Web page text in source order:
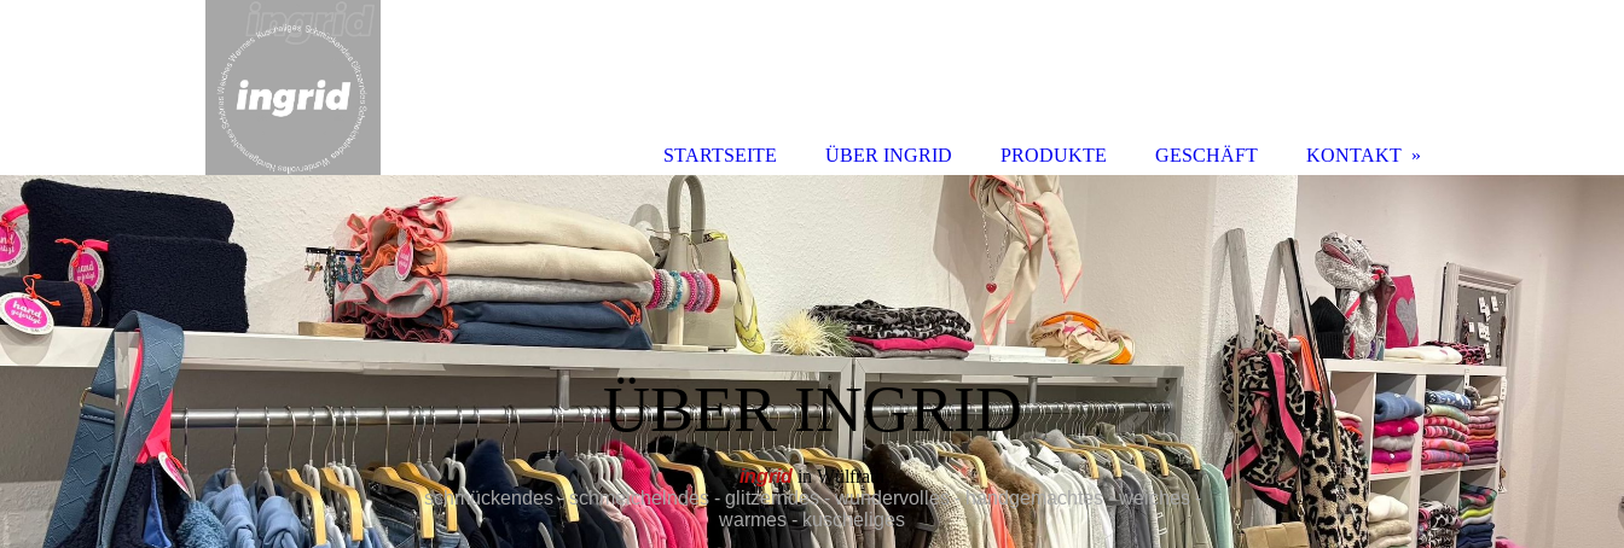
ÜBER INGRID
ingridin Wülfrath
schmückendes - schmeichelndes - glitzerndes- wundervolles - handgemachtes - weiches -
warmes - kuscheliges
STARTSEITE ÜBER INGRID PRODUKTE GESCHÄFT KONTAKT